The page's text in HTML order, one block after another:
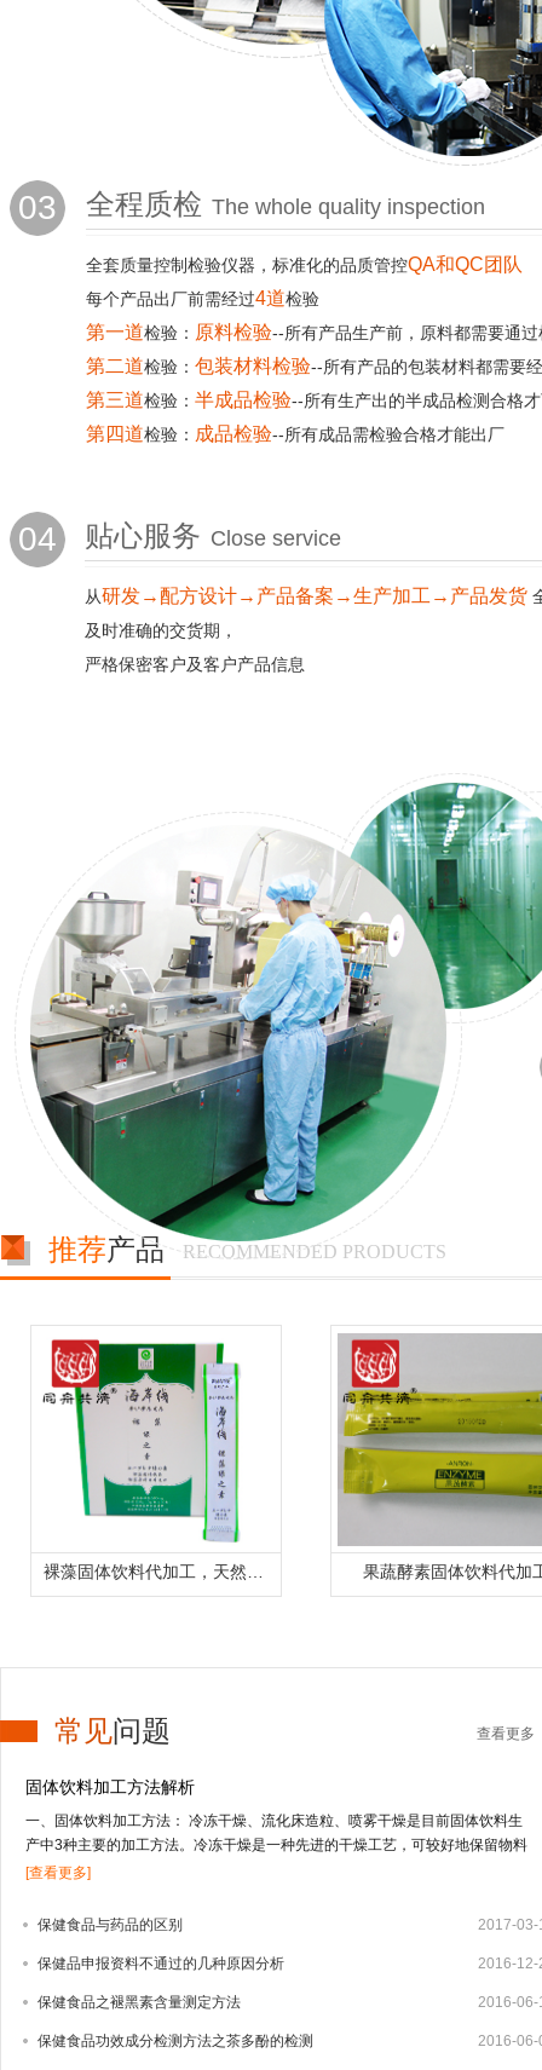
03 全程质检 The whole quality inspection
全套质量控制检验仪器，标准化的品质管控QA和QC团队
每个产品出厂前需经过4道检验
第一道检验： 原料检验--所有产品生产前，原料都需要通
第二道检验： 包装材料检验--所有产品的包装材料都需要
第三道检验： 半成品检验--所有生产出的半成品检测合格
第四道检验： 成品检验--所有成品需检验合格才能出厂
04 贴心服务 Close service
从研发→配方设计→产品备案→生产加工→产品发货
及时准确的交货期，
严格保密客户及客户产品信息
推荐产品 RECOMMENDED PRODUCTS
果蔬酵素固体饮料代加
常见问题 查看更多
固体饮料加工方法解析
一、固体饮料加工方法： 冷冻干燥、流化床造粒、喷雾干燥是目前固体饮料生
产中3种主要的加工方法。冷冻干燥是一种先进的干燥工艺，可较好地保留物料
的营养及风味成分，但投资高，应用受到限制；流化床造粒适合于低果汁或不含
热温度低、时间短，能较好地保留物料的营养及风味成分。固体饮料的其它加工
结成固体的冰，在真空条件下，使水直接升华变成水蒸汽逸出，从而把水从物料
法生产固体饮料还很少，只有少部分附加值较高的产品如速溶茶粉、咖啡粉中应
用。2、流化床造粒 造粒技术有湿法造粒、干法造粒、快速搅拌制粒技术以及流
[查看更多]
保健食品与药品的区别 2017-03-
保健品申报资料不通过的几种原因分析 2016-12-
保健食品之褪黑素含量测定方法 2016-06-
保健食品功效成分检测方法之茶多酚的检测 2016-06-